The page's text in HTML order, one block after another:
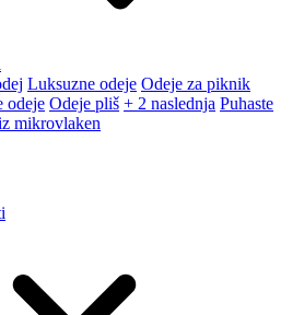
Luksuzne odeje Odeje za piknik
odeje Odeje pliš + 2 naslednja Puhaste
mikrovlaken